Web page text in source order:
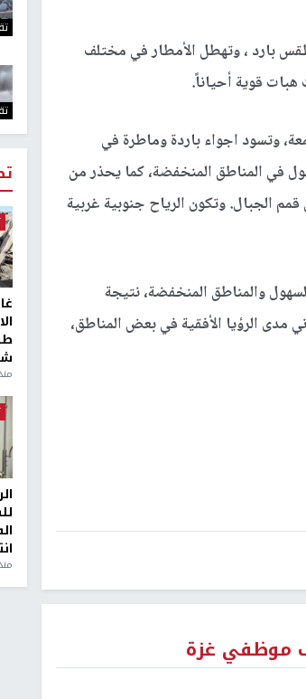
بارد ، وتهطل الأمطار في مختلف
قوية أحياناً.
وتسود اجواء باردة وماطرة في
في المناطق المنخفضة، كما يحذر من
الجبال. وتكون الرياح جنوبية غربية
والمناطق المنخفضة، نتيجة
مدى الرؤيا الأفقية في بعض المناطق،
موظفي غزة
منذ